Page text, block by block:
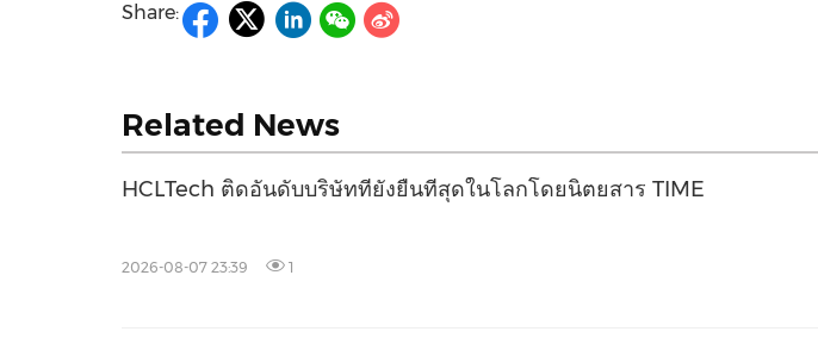
Share:
Related News
HCLTech ติดอันดับบริษัทที่ยั่งยืนที่สุดในโลกโดยนิตยสาร TIME
2026-08-07 23:39 1